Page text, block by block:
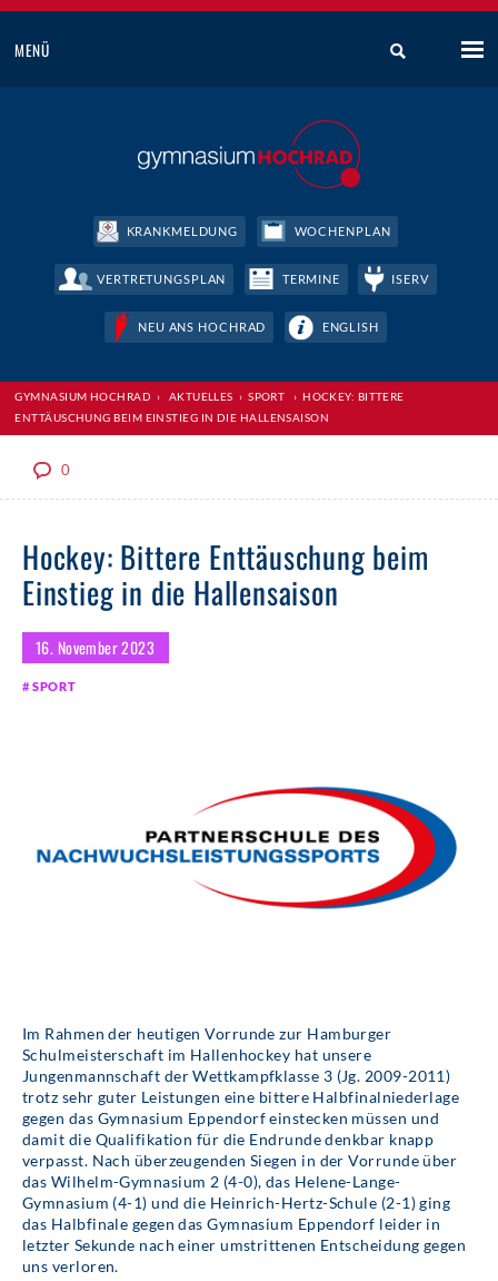
MENÜ
KRANKMELDUNG WOCHENPLAN
VERTRETUNGSPLAN TERMINE ISERV
NEU ANS HOCHRAD ENGLISH
GYMNASIUM HOCHRAD › AKTUELLES ›SPORT ›HOCKEY: BITTERE
ENTTÄUSCHUNG BEIM EINSTIEG IN DIE HALLENSAISON
0
Hockey: Bittere Enttäuschung beim
Einstieg in die Hallensaison
16. November 2023
SPORT
Im Rahmen der heutigen Vorrunde zur Hamburger
Schulmeisterschaft im Hallenhockey hat unsere
Jungenmannschaft der Wettkampfklasse 3 (Jg. 2009-2011)
trotz sehr guter Leistungen eine bittere Halbfinalniederlage
gegen das Gymnasium Eppendorf einstecken müssen und
damit die Qualifikation für die Endrunde denkbar knapp
verpasst. Nach überzeugenden Siegen in der Vorrunde über
das Wilhelm-Gymnasium 2 (4-0), das Helene-Lange-
Gymnasium (4-1) und die Heinrich-Hertz-Schule (2-1) ging
das Halbfinale gegen das Gymnasium Eppendorf leider in
letzter Sekunde nach einer umstrittenen Entscheidung gegen
uns verloren.